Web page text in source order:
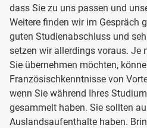
dass Sie zu uns passen und
Weitere finden wir im Gespräch
guten Studienabschluss und
setzen wir allerdings voraus. Je
Sie übernehmen möchten,
Französischkenntnisse von
wenn Sie während Ihres
gesammelt haben. Sie sollten
Auslandsaufenthalte haben.